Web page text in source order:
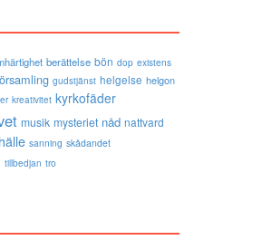
berättelse bön dop existens
gudstjänst helgelse helgon
kreativitet kyrkofäder
musik mysteriet nåd nattvard
sanning skådandet
tillbedjan tro